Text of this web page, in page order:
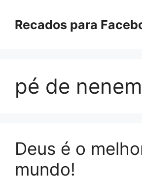
paraRecados para
pé de nenem
Deus é o
mundo!